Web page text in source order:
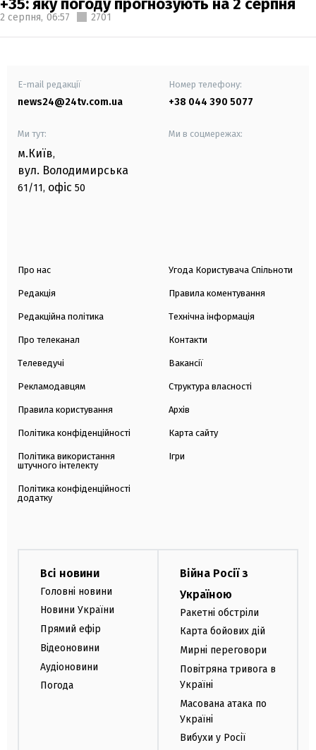
2 серпня, 06:57 2701
E-mail редакції
news24@24tv.com.ua
Номер телефону:
+38 044 390 5077
Ми тут:
м.Київ,
вул. Володимирська
61/11, офіс 50
Ми в соцмережах:
Про нас
Редакція
Редакційна політика
Про телеканал
Телеведучі
Рекламодавцям
Правила користування
Політика конфіденційності
Політика використання
штучного інтелекту
Політика конфіденційності
додатку
Угода Користувача Спільноти
Правила коментування
Технічна інформація
Контакти
Вакансії
Структура власності
Архів
Карта сайту
Ігри
Всі новини
Головні новини
Новини України
Прямий ефір
Відеоновини
Аудіоновини
Погода
Війна Росії з
Україною
Ракетні обстріли
Карта бойових дій
Мирні переговори
Повітряна тривога в
Україні
Масована атака по
Україні
Вибухи у Росії